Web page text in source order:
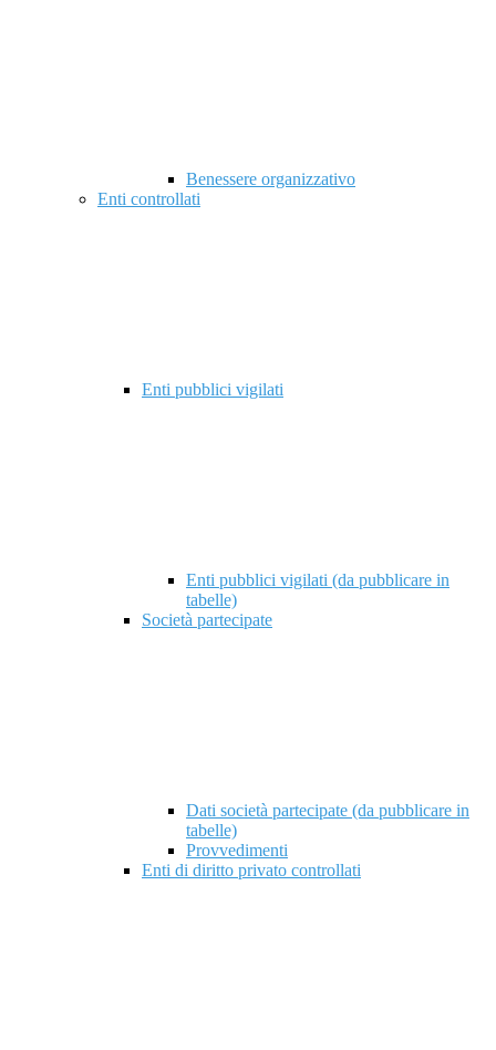
Benessere organizzativo
Enti controllati
Enti pubblici vigilati
Enti pubblici vigilati (da pubblicare in
tabelle)
Società partecipate
Dati società partecipate (da pubblicare in
tabelle)
Provvedimenti
Enti di diritto privato controllati